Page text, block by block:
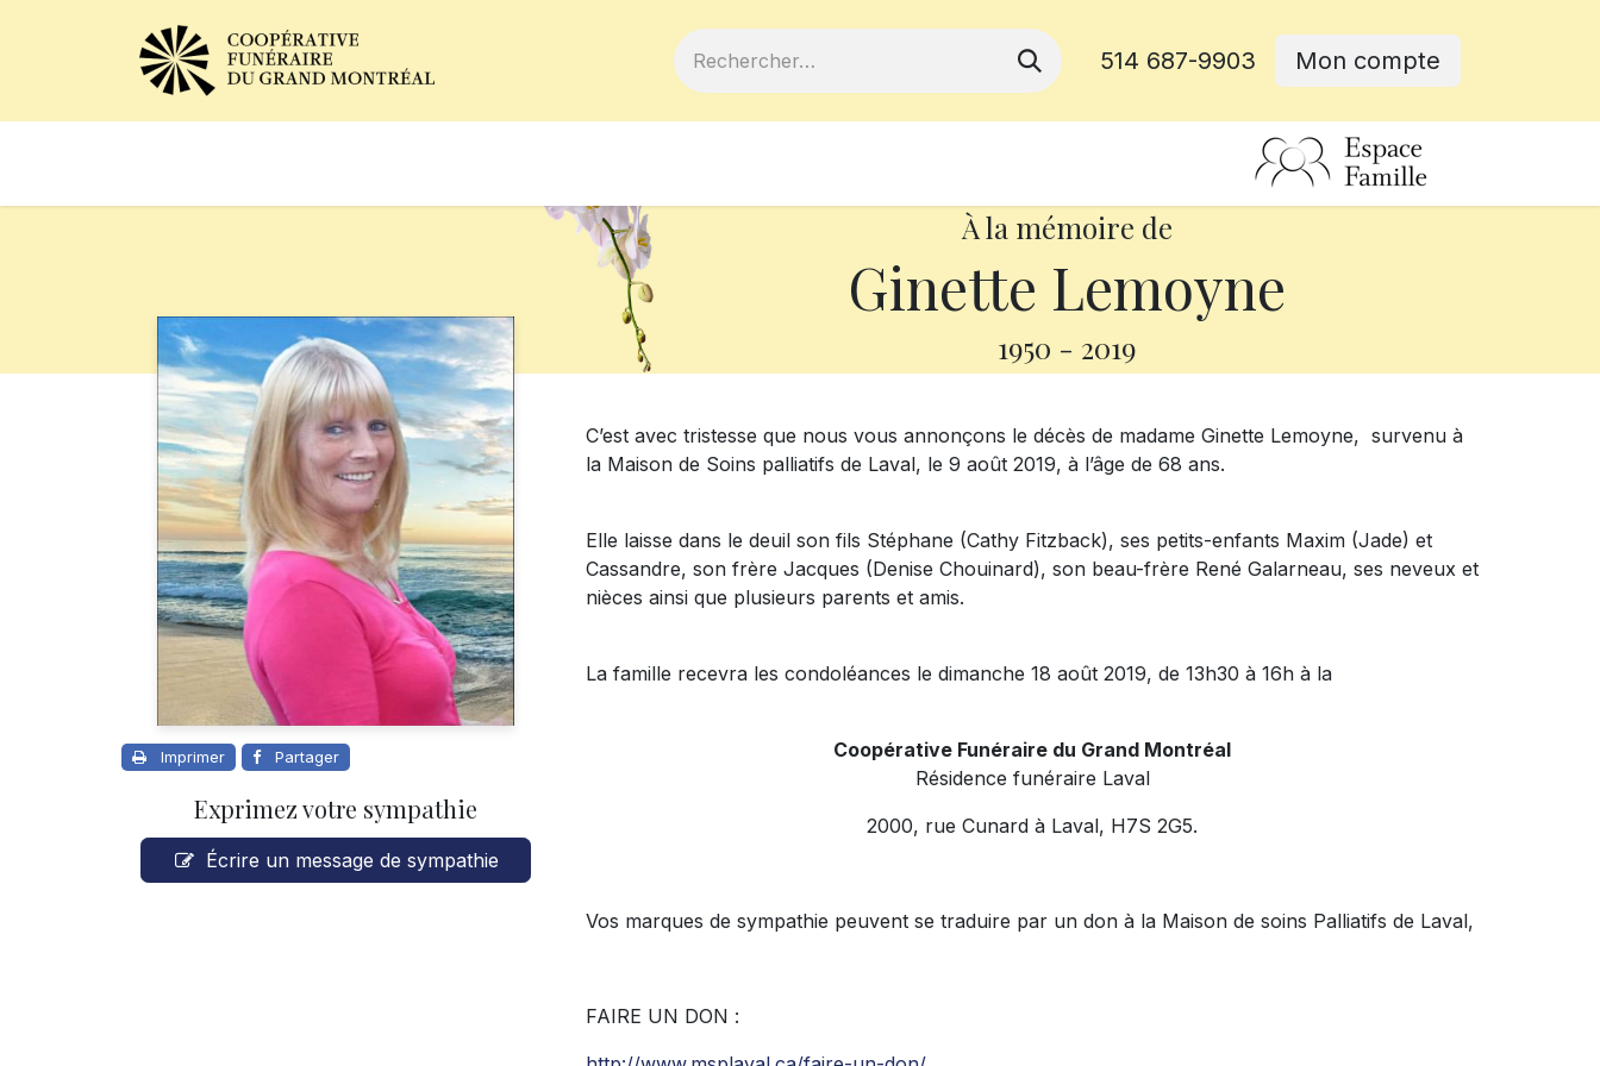
514 687-9903 Mon compte
À la mémoire de
Ginette Lemoyne
1950 - 2019
Imprimer Partager
Exprimez votre sympathie
Écrire un message de sympathie
C’est avec tristesse que nous vous annonçons le décès de madame Ginette Lemoyne, survenu à
la Maison de Soins palliatifs de Laval, le 9 août 2019, à l’âge de 68 ans.
Elle laisse dans le deuil son fils Stéphane (Cathy Fitzback), ses petits-enfants Maxim (Jade) et
Cassandre, son frère Jacques (Denise Chouinard), son beau-frère René Galarneau, ses neveux et
nièces ainsi que plusieurs parents et amis.
La famille recevra les condoléances le dimanche 18 août 2019, de 13h30 à 16h à la
Coopérative Funéraire du Grand Montréal
Résidence funéraire Laval
2000, rue Cunard à Laval, H7S 2G5.
Vos marques de sympathie peuvent se traduire par un don à la Maison de soins Palliatifs de Laval,
FAIRE UN DON :